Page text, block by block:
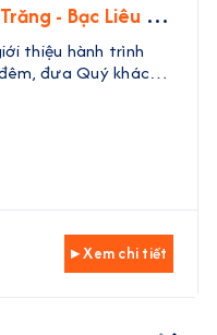
- Bạc Liêu -
thiệu hành trình
đưa Quý khách
độc đáo và ẩm thực
Nam. Với sự kết
▸ Xem chi tiết